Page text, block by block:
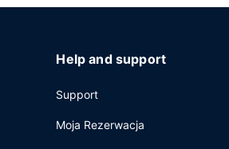
Help and support
Support
Moja Rezerwacja